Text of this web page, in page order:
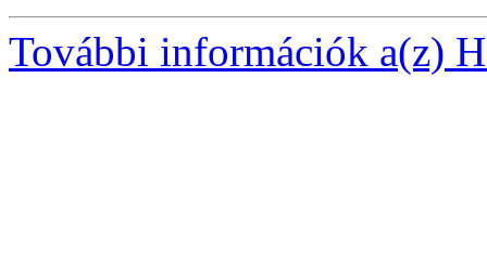
További információk a(z)